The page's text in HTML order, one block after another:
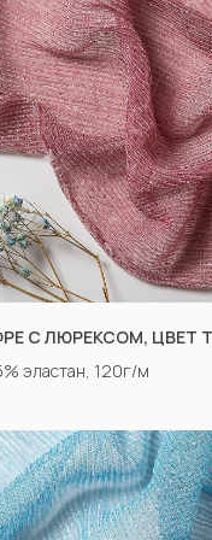
С ЛЮРЕКСОМ, ЦВЕТ
эластан, 120г/м
розничный
тканей
*